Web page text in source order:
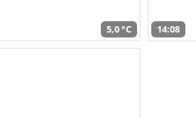
5,0 °C 14:08